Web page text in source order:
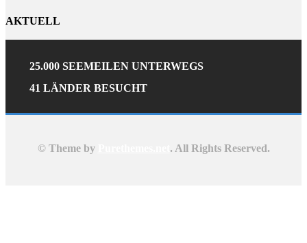
AKTUELL
25.000 SEEMEILEN UNTERWEGS
41 LÄNDER BESUCHT
© Theme by . All Rights Reserved.